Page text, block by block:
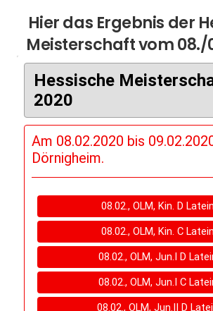
Hier das Ergebnis der
Meisterschaft vom 08./